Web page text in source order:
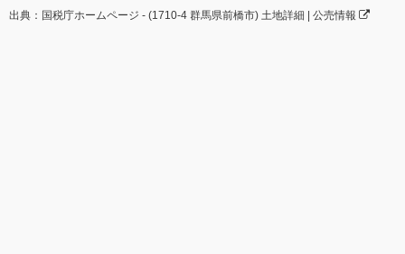
出典：国税庁ホームページ - (1710-4 群馬県前橋市) 土地詳細 | 公売情報